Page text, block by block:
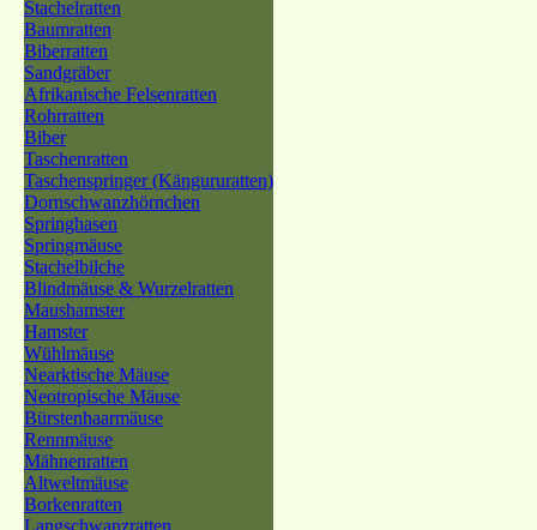
Stachelratten
Baumratten
Biberratten
Sandgräber
Afrikanische Felsenratten
Rohrratten
Biber
Taschenratten
Taschenspringer (Kängururatten)
Dornschwanzhörnchen
Springhasen
Springmäuse
Stachelbilche
Blindmäuse & Wurzelratten
Maushamster
Hamster
Wühlmäuse
Nearktische Mäuse
Neotropische Mäuse
Bürstenhaarmäuse
Rennmäuse
Mähnenratten
Altweltmäuse
Borkenratten
Langschwanzratten